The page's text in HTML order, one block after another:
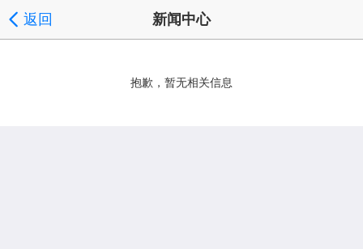
返回 新闻中心
抱歉，暂无相关信息